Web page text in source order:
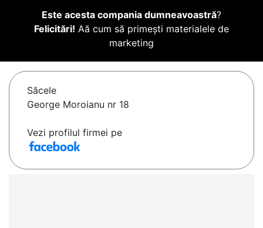
Este acesta compania dumneavoastră?
Felicitări! Aă cum să primești materialele de
marketing
Săcele
George Moroianu nr 18
Vezi profilul firmei pe